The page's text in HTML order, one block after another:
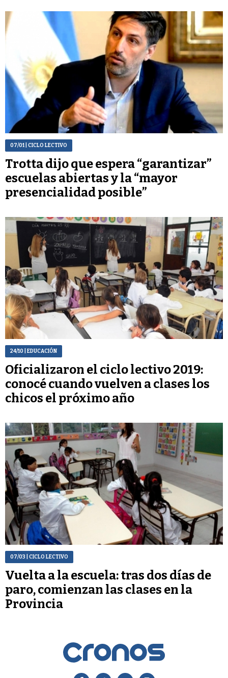
07/01| CICLO LECTIVO
Trotta dijo que espera “garantizar”
escuelas abiertas y la “mayor
presencialidad posible”
24/10 | EDUCACIÓN
Oficializaron el ciclo lectivo 2019:
conocé cuando vuelven a clases los
chicos el próximo año
07/03 | CICLO LECTIVO
Vuelta a la escuela: tras dos días de
paro, comienzan las clases en la
Provincia